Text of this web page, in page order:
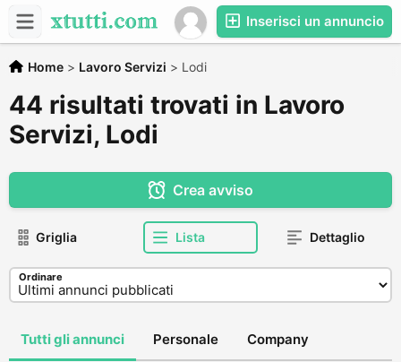
Inserisci un annuncio
Home > Lavoro Servizi > Lodi
44 risultati trovati in Lavoro
Servizi, Lodi
Crea avviso
Griglia Lista Dettaglio
Ordinare
Tutti gli annunci Personale Company